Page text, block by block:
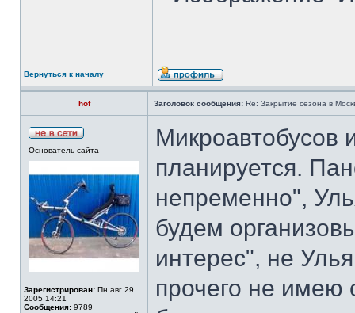
Вернуться к началу
hof Заголовок сообщения: Re: Закрытие сезона в
Основатель сайта
Зарегистрирован: Пн авг 29
2005 14:21
Сообщения: 9789
Микроавтобусов
планируется.
непременно",
будем
интерес", не
прочего не имею